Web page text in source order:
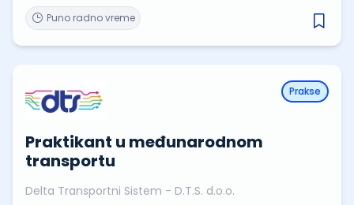
Puno radno vreme
Prakse
Praktikant u međunarodnom
transportu
Delta Transportni Sistem - D.T.S. d.o.o.